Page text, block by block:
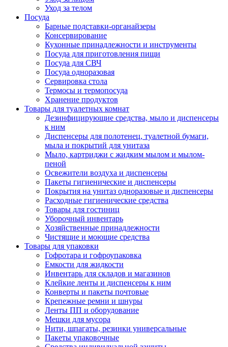
Уход за телом
Посуда
Барные подставки-органайзеры
Консервирование
Кухонные принадлежности и инструменты
Посуда для приготовления пищи
Посуда для СВЧ
Посуда одноразовая
Сервировка стола
Термосы и термопосуда
Хранение продуктов
Товары для туалетных комнат
Дезинфицирующие средства, мыло и диспенсеры
к ним
Диспенсеры для полотенец, туалетной бумаги,
мыла и покрытий для унитаза
Мыло, картриджи с жидким мылом и мылом-
пеной
Освежители воздуха и диспенсеры
Пакеты гигиенические и диспенсеры
Покрытия на унитаз одноразовые и диспенсеры
Расходные гигиенические средства
Товары для гостиниц
Уборочный инвентарь
Хозяйственные принадлежности
Чистящие и моющие средства
Товары для упаковки
Гофротара и гофроупаковка
Емкости для жидкости
Инвентарь для складов и магазинов
Клейкие ленты и диспенсеры к ним
Конверты и пакеты почтовые
Крепежные ремни и шнуры
Ленты ПП и оборудование
Мешки для мусора
Нити, шпагаты, резинки универсальные
Пакеты упаковочные